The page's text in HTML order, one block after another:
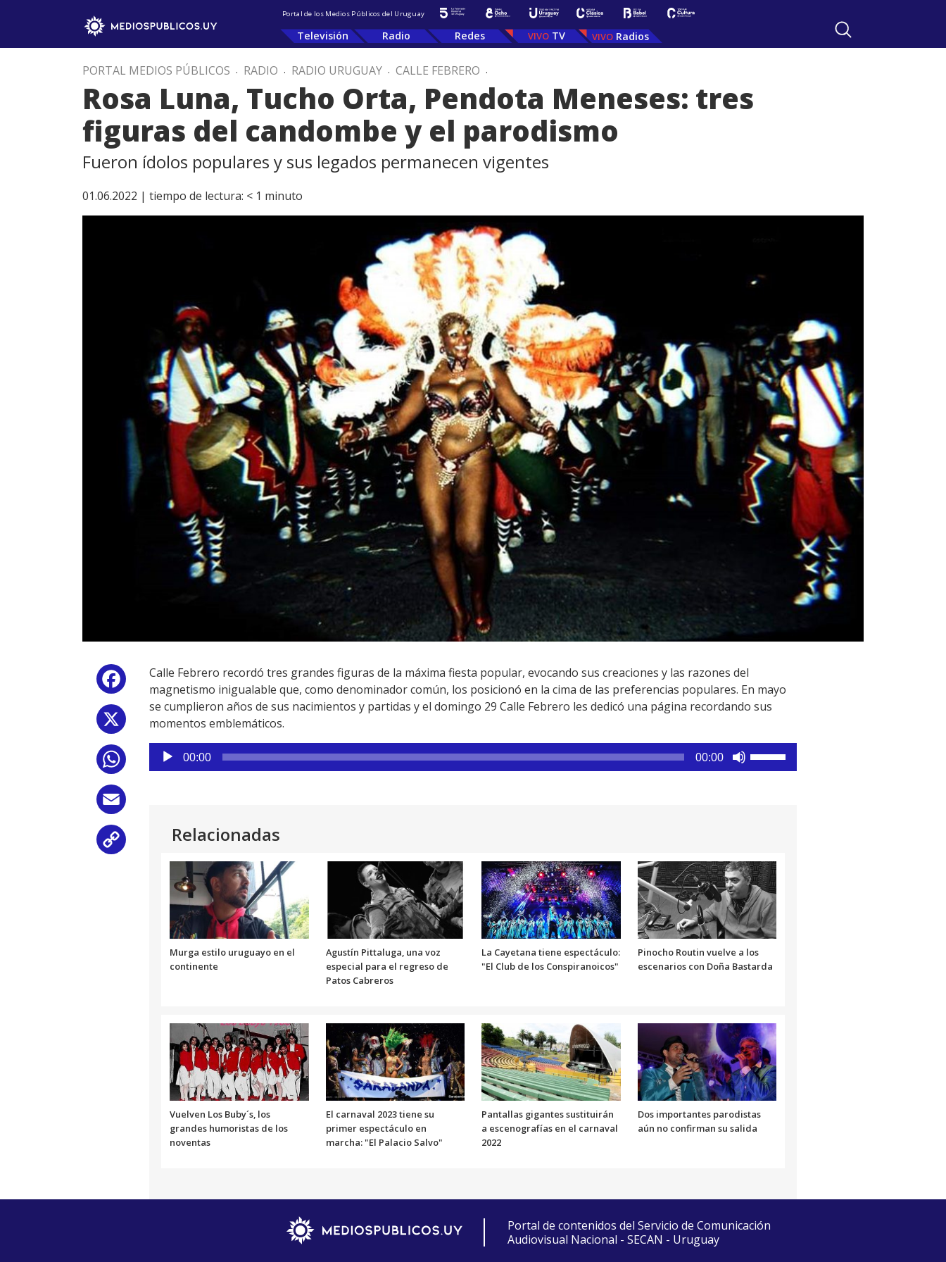
Portal de los Medios Públicos del Uruguay
Televisión Radio Redes TV Radios
PORTAL MEDIOS PÚBLICOS . RADIO . RADIO URUGUAY . CALLE FEBRERO .
Rosa Luna, Tucho Orta, Pendota Meneses: tres
figuras del candombe y el parodismo
Fueron ídolos populares y sus legados permanecen vigentes
01.06.2022 | tiempo de lectura: < 1 minuto
Facebook
WhatsApp
Calle Febrero recordó tres grandes figuras de la máxima fiesta popular, evocando sus creaciones y las razones del
magnetismo inigualable que, como denominador común, los posicionó en la cima de las preferencias populares. En mayo
se cumplieron años de sus nacimientos y partidas y el domingo 29 Calle Febrero les dedicó una página recordando sus
momentos emblemáticos.
Reproductor
de
00:00 00:00
aumentar
o
disminuir
el
volumen.
Relacionadas
Murga estilo uruguayo en el
continente
Agustín Pittaluga, una voz
especial para el regreso de
Patos Cabreros
La Cayetana tiene espectáculo:
"El Club de los Conspiranoicos"
Pinocho Routin vuelve a los
escenarios con Doña Bastarda
Vuelven Los Buby´s, los
grandes humoristas de los
noventas
El carnaval 2023 tiene su
primer espectáculo en
marcha: "El Palacio Salvo"
Pantallas gigantes sustituirán
a escenografías en el carnaval
2022
Dos importantes parodistas
aún no confirman su salida
Portal de contenidos del Servicio de Comunicación
Audiovisual Nacional - SECAN - Uruguay